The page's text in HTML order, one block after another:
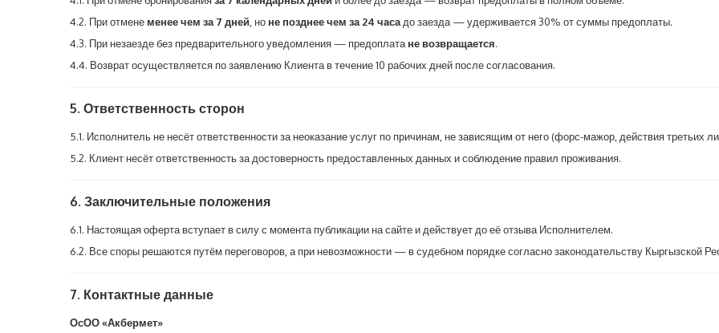
4.2. При отмене менее чем за 7 дней , но не позднее чем за 24 часа до заезда — удерживается 30% от суммы предоплаты.
4.3. При незаезде без предварительного уведомления — предоплата не возвращается.
4.4. Возврат осуществляется по заявлению Клиента в течение 10 рабочих дней после согласования.
5. Ответственность сторон
5.1. Исполнитель не несёт ответственности за неоказание услуг по причинам, не зависящим от него (форс-мажор, действия третьих
5.2. Клиент несёт ответственность за достоверность предоставленных данных и соблюдение правил проживания.
6. Заключительные положения
6.1. Настоящая оферта вступает в силу с момента публикации на сайте и действует до её отзыва Исполнителем.
6.2. Все споры решаются путём переговоров, а при невозможности — в судебном порядке согласно законодательству Кыргызской
7. Контактные данные
ОсОО «Акбермет»